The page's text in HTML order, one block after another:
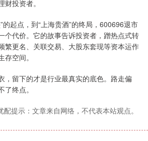
投资者。
的起点，到“上海贵酒”的终局，600696退市
个代价。它的故事告诉投资者，蹭热点式转
繁更名、关联交易、大股东套现等资本运作
空间。
，留下的才是行业最真实的底色。路走偏
终点。
配提示：文章来自网络，不代表本站观点。